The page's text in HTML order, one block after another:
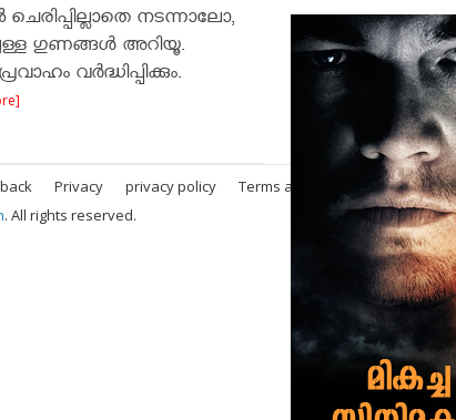
നടന്നാലോ,
ഗുണങ്ങള്‍ അറിയൂ.
വര്‍ദ്ധിപ്പിക്കും.
Privacy privacy policy
Terms and Conditions
. All rights reserved.